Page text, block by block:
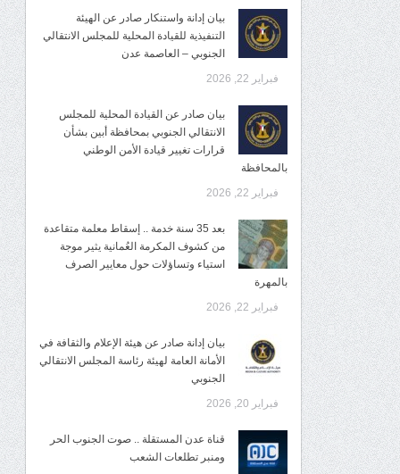
بيان إدانة واستنكار صادر عن الهيئة
التنفيذية للقيادة المحلية للمجلس الانتقالي
الجنوبي – العاصمة عدن
فبراير 22, 2026
بيان صادر عن القيادة المحلية للمجلس
الانتقالي الجنوبي بمحافظة أبين بشأن
قرارات تغيير قيادة الأمن الوطني
بالمحافظة
فبراير 22, 2026
بعد 35 سنة خدمة .. إسقاط معلمة متقاعدة
من كشوف المكرمة العُمانية يثير موجة
استياء وتساؤلات حول معايير الصرف
بالمهرة
فبراير 22, 2026
بيان إدانة صادر عن هيئة الإعلام والثقافة في
الأمانة العامة لهيئة رئاسة المجلس الانتقالي
الجنوبي
فبراير 20, 2026
قناة عدن المستقلة .. صوت الجنوب الحر
ومنبر تطلعات الشعب